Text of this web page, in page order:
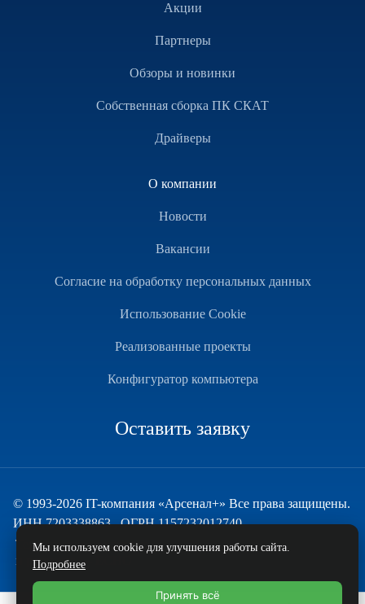
Акции
Партнеры
Обзоры и новинки
Собственная сборка ПК СКАТ
Драйверы
О компании
Новости
Вакансии
Согласие на обработку персональных данных
Использование Cookie
Реализованные проекты
Конфигуратор компьютера
Оставить заявку
© 1993-2026 IT-компания «Арсенал+» Все права защищены.
ИНН 7203338863 , ОГРН 1157232012740
Техническая поддержка
и развитие — ECHO
Мы используем cookie для улучшения работы сайта.
Подробнее
Принять всё